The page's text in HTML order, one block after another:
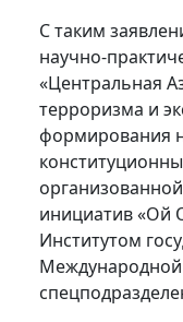
С таким
научно-
«Центральная
терроризма и
формирования
инициатив «Ой
Институтом
Международной